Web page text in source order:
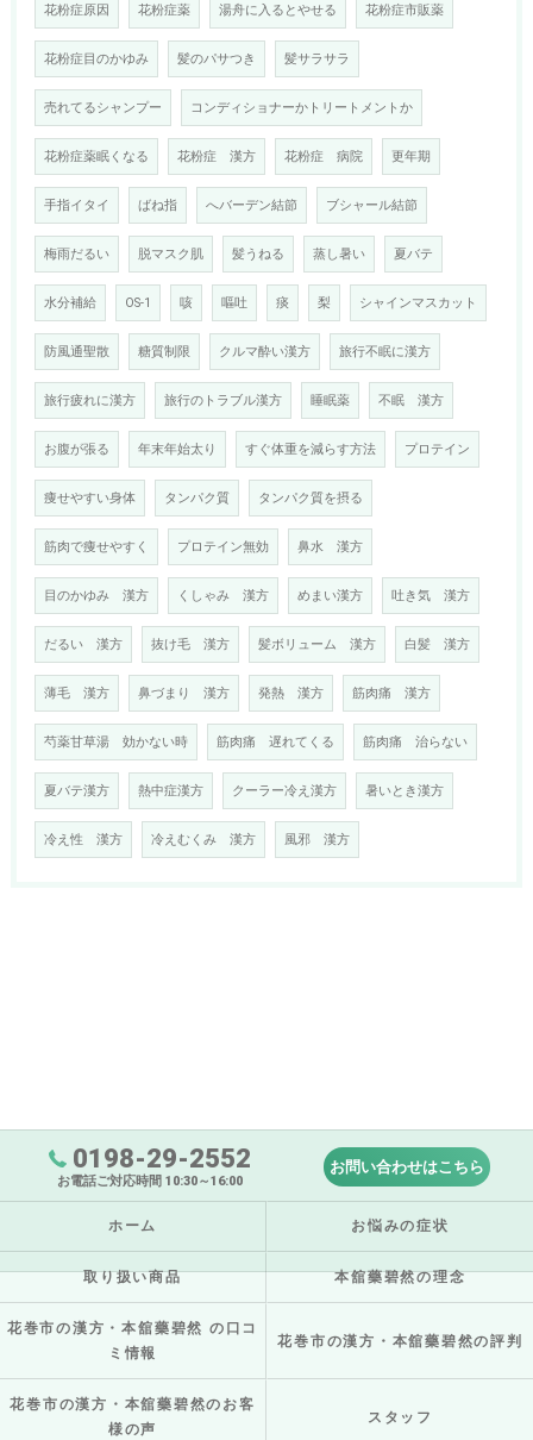
花粉症原因 花粉症薬 湯舟に入るとやせる 花粉症市販薬
花粉症目のかゆみ 髪のパサつき 髪サラサラ
売れてるシャンプー コンディショナーかトリートメントか
花粉症薬眠くなる 花粉症 漢方 花粉症 病院 更年期
手指イタイ ばね指 へバーデン結節 ブシャール結節
梅雨だるい 脱マスク肌 髪うねる 蒸し暑い 夏バテ
水分補給 OS-1 咳 嘔吐 痰 梨 シャインマスカット
防風通聖散 糖質制限 クルマ酔い漢方 旅行不眠に漢方
旅行疲れに漢方 旅行のトラブル漢方 睡眠薬 不眠 漢方
お腹が張る 年末年始太り すぐ体重を減らす方法 プロテイン
痩せやすい身体 タンパク質 タンパク質を摂る
筋肉で痩せやすく プロテイン無効 鼻水 漢方
目のかゆみ 漢方 くしゃみ 漢方 めまい漢方 吐き気 漢方
だるい 漢方 抜け毛 漢方 髪ボリューム 漢方 白髪 漢方
薄毛 漢方 鼻づまり 漢方 発熱 漢方 筋肉痛 漢方
芍薬甘草湯 効かない時 筋肉痛 遅れてくる 筋肉痛 治らない
夏バテ漢方 熱中症漢方 クーラー冷え漢方 暑いとき漢方
冷え性 漢方 冷えむくみ 漢方 風邪 漢方
0198-29-2552
お電話ご対応時間 10:30～16:00
お問い合わせはこちら
ホーム お悩みの症状
取り扱い商品 本舘藥碧然の理念
花巻市の漢方・本舘藥碧然 の口コ
ミ情報
花巻市の漢方・本舘藥碧然の評判
花巻市の漢方・本舘藥碧然のお客
様の声
スタッフ